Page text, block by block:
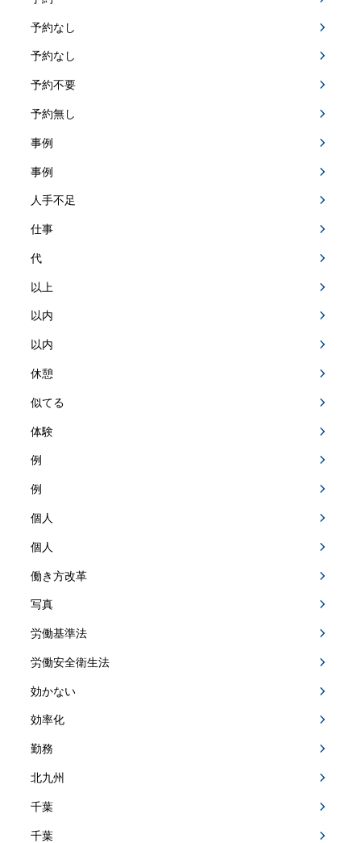
予約なし
予約なし
予約不要
予約無し
事例
事例
人手不足
仕事
代
以上
以内
以内
休憩
似てる
体験
例
例
個人
個人
働き方改革
写真
労働基準法
労働安全衛生法
効かない
効率化
勤務
北九州
千葉
千葉